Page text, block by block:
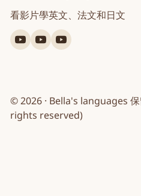
看影片學英文、法文和日文
YouTube
英
YouTube
法
YouTube
日
© 2026 · Bella's languages
rights reserved)